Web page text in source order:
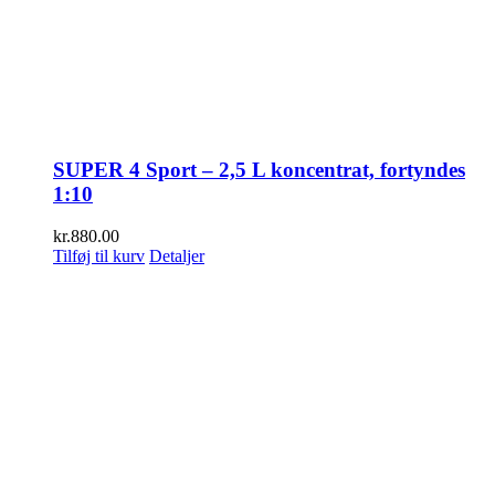
SUPER 4 Sport – 2,5 L koncentrat, fortyndes
1:10
kr.880.00
Tilføj til kurv Detaljer